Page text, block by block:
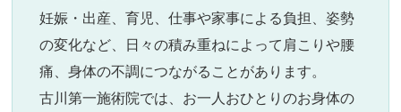
妊娠・出産、育児、仕事や家事による負担、姿勢
の変化など、日々の積み重ねによって肩こりや腰
痛、身体の不調につながることがあります。
古川第一施術院では、お一人おひとりのお身体の